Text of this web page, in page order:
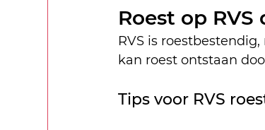
Roest op
RVS is
kan roest ontstaan
Tips voor RVS